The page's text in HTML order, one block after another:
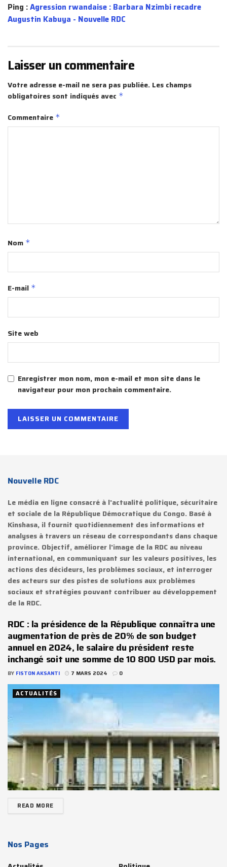
Ping :Agression rwandaise : Barbara Nzimbi recadre
Augustin Kabuya - Nouvelle RDC
Laisser un commentaire
Votre adresse e-mail ne sera pas publiée. Les champs
obligatoires sont indiqués avec *
Commentaire *
Nom *
E-mail *
Site web
Enregistrer mon nom, mon e-mail et mon site dans le
navigateur pour mon prochain commentaire.
Nouvelle RDC
Le média en ligne consacré à l'actualité politique, sécuritaire
et sociale de la République Démocratique du Congo. Basé à
Kinshasa, il fournit quotidiennement des informations et
analyses à travers un réseau de correspondants dans chaque
province. Objectif, améliorer l'image de la RDC au niveau
international, en communiquant sur les valeurs positives, les
actions des décideurs, les problèmes sociaux, et interroger
des acteurs sur des pistes de solutions aux problèmes
sociaux et stratégies pouvant contribuer au développement
de la RDC.
RDC : la présidence de la République connaîtra une
augmentation de près de 20% de son budget
annuel en 2024, le salaire du président reste
inchangé soit une somme de 10 800 USD par mois.
BY FISTON AKSANTI 7 MARS 2024 0
ACTUALITÉS
READ MORE
Nos Pages